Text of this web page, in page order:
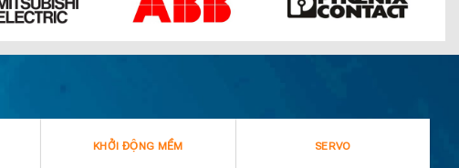
KHỞI ĐỘNG MỀM SERVO